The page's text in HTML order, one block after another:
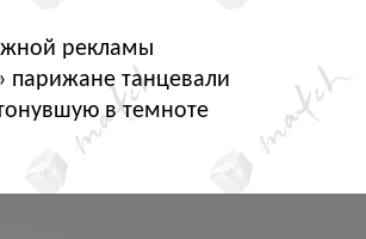
рекламы
парижане танцевали
в темноте